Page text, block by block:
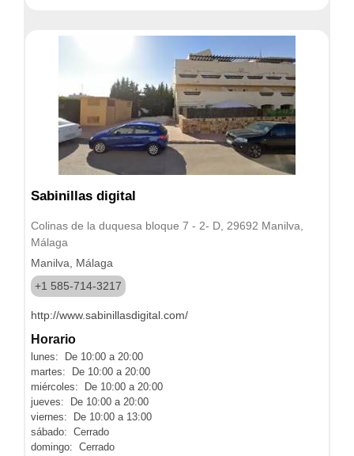
Sabinillas digital
Colinas de la duquesa bloque 7 - 2- D, 29692 Manilva,
Málaga
Manilva, Málaga
+1 585-714-3217
http://www.sabinillasdigital.com/
Horario
lunes: De 10:00 a 20:00
martes: De 10:00 a 20:00
miércoles: De 10:00 a 20:00
jueves: De 10:00 a 20:00
viernes: De 10:00 a 13:00
sábado: Cerrado
domingo: Cerrado